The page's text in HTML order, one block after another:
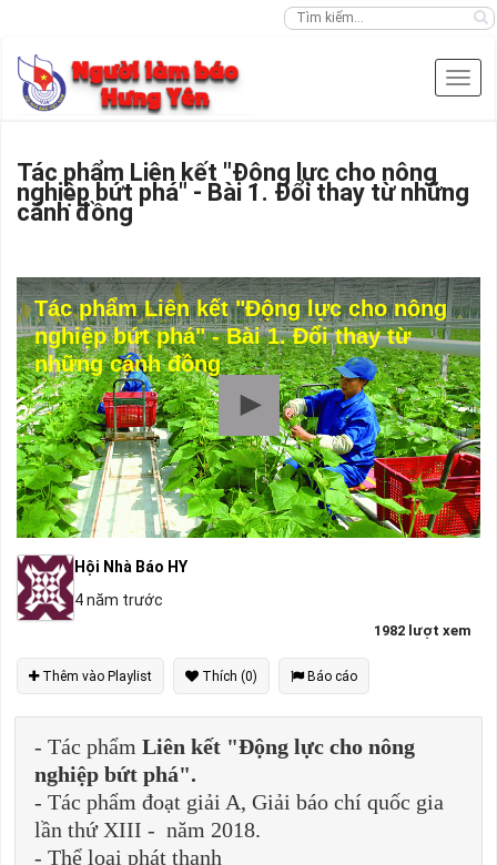
Tác phẩm Liên kết "Động lực cho nông
nghiệp bứt phá" - Bài 1. Đổi thay từ những
cánh đồng
Tác phẩm Liên kết "Động lực cho nông
nghiệp bứt phá" - Bài 1. Đổi thay từ
những cánh đồng
Hội Nhà Báo HY
4 năm trước
1982 lượt xem
Thêm vào Playlist Thích (0) Báo cáo
- Tác phẩm Liên kết "Động lực cho nông
nghiệp bứt phá".
- Tác phẩm đoạt giải A, Giải báo chí quốc gia
lần thứ XIII - năm 2018.
- Thể loại phát thanh